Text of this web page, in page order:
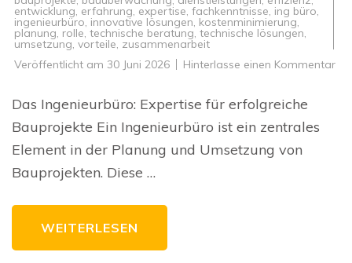
entwicklung, erfahrung, expertise, fachkenntnisse, ing büro,
ingenieurbüro, innovative lösungen, kostenminimierung,
planung, rolle, technische beratung, technische lösungen,
umsetzung, vorteile, zusammenarbeit
Veröffentlicht am 30 Juni 2026 Hinterlasse einen Kommentarzu
Das Ingenieurbüro: Expertise für erfolgreiche
Bauprojekte Ein Ingenieurbüro ist ein zentrales
Element in der Planung und Umsetzung von
Bauprojekten. Diese …
WEITERLESEN